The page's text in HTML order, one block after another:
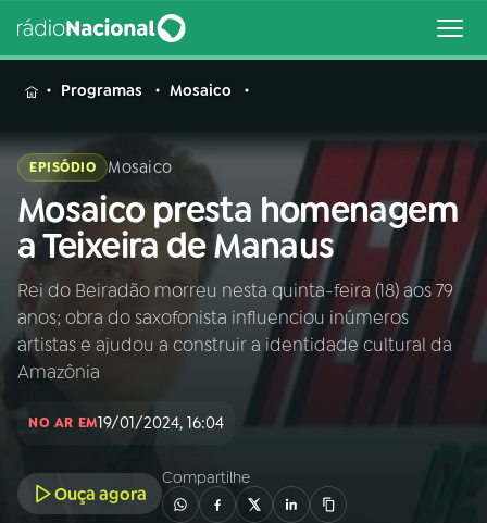
MENU
Buscar
na
Rádio
Nacional
Buscar
AO VIVO
Programas Mosaico
EPISÓDIO Mosaico
Mosaico presta homenagem
a Teixeira de Manaus
Rei do Beiradão morreu nesta quinta-feira (18) aos 79
anos; obra do saxofonista influenciou inúmeros
artistas e ajudou a construir a identidade cultural da
Amazônia
NO AR EM19/01/2024, 16:04
Ouça agora
Compartilhe